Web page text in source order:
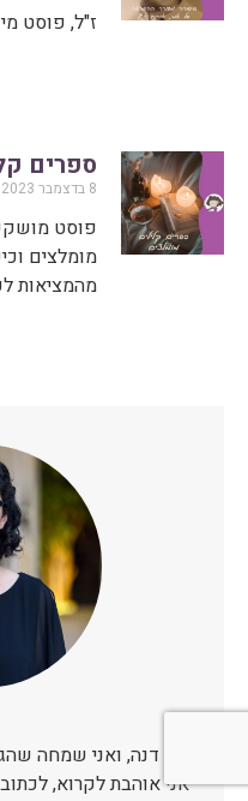
אני דנה, ואני שמחה
אני אוהבת לקרוא,
ז"ל, פוסט
ספרים
8 בדצמבר 2023
פוסט
מומלצים
מהמציאות